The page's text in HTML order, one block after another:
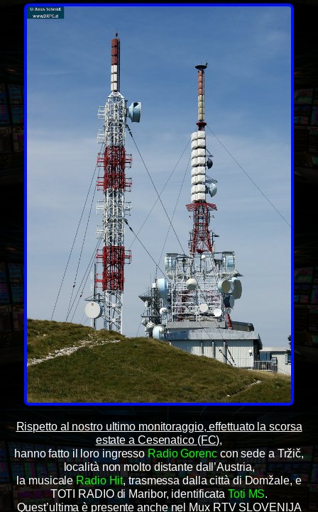
Rispetto al nostro ultimo monitoraggio, effettuato la scorsa
estate a Cesenatico (FC),
hanno fatto il loro ingressoRadio Gorenccon sede a Tržič,
località non molto distante dall’Austria,
la musicale Radio Hit, trasmessa dalla città di Domžale, e
TOTI RADIO di Maribor, identificataToti MS.
Quest’ultima è presente anche nel Mux RTV SLOVENIJA